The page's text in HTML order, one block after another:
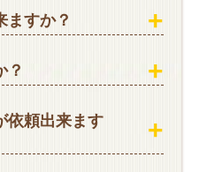
ますか？
？
依頼出来ます